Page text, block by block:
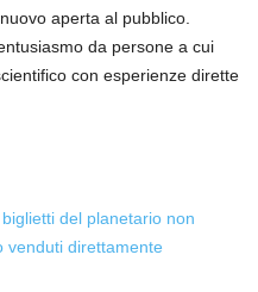
aperta al pubblico.
da persone a cui
con esperienze dirette
del planetario non
venduti direttamente